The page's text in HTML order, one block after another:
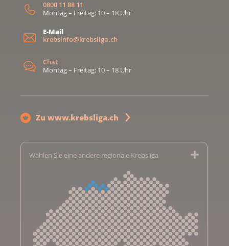
0800 11 88 11
Montag – Freitag: 10 – 18 Uhr
E-Mail
krebsinfo@krebsliga.ch
Chat
Montag – Freitag: 10 – 18 Uhr
Zu www.krebsliga.ch
Wählen Sie eine andere regionale Krebsliga